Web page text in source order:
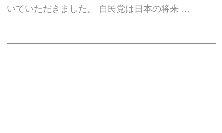
いていただきました。 自民党は日本の将来 …